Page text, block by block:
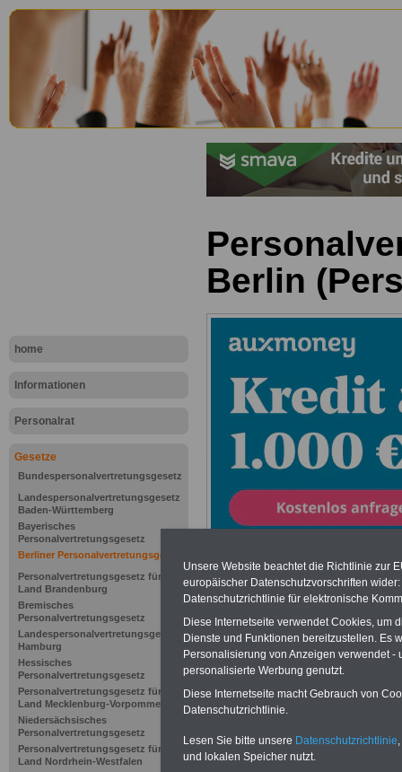
home
Informationen
Personalrat
Gesetze
Bundespersonalvertretungsgesetz
Landespersonalvertretungsgesetz
Baden-Württemberg
Bayerisches
Personalvertretungsgesetz
Berliner Personalvertretungsgesetz
Personalvertretungsgesetz für das
Land Brandenburg
Bremisches
Personalvertretungsgesetz
Landespersonalvertretungsgesetz
Hamburg
Hessisches
Personalvertretungsgesetz
Personalvertretungsgesetz für das
Land Mecklenburg-Vorpommern
Niedersächsisches
Personalvertretungsgesetz
Personalvertretungsgesetz für das
Land Nordrhein-Westfalen
Berlin
Zur Übersicht
Berln
§ 100
Unsere Website beachtet die Richtlinie zur
europäischer Datenschutzvorschriften
Datenschutzrichtlinie für elektronische
Diese Internetseite verwendet Cookies, um
Dienste und Funktionen bereitzustellen. Es
Personalisierung von Anzeigen verwendet
personalisierte Werbung genutzt.
Diese Internetseite macht Gebrauch von
Datenschutzrichtlinie.
Lesen Sie bitte unsere Datenschutzrichtlinie
und lokalen Speicher nutzt.